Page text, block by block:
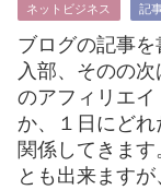
ネットビジネス 記
ブログの記事
入部、そのの
のアフィリエ
か、１日にどれ
関係してきま
とも出来ます